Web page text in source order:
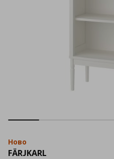
Ново
FÄRJKARL